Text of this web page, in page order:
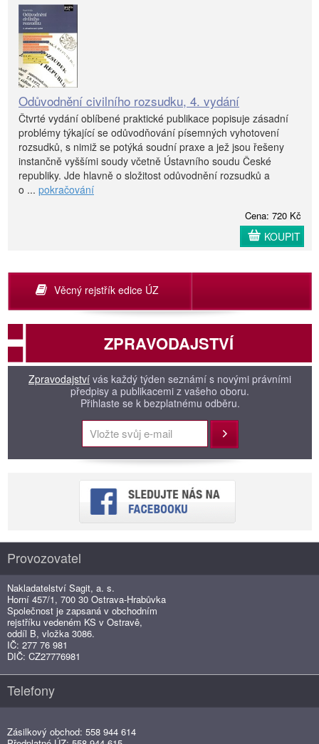
Odůvodnění civilního rozsudku, 4. vydání
Čtvrté vydání oblíbené praktické publikace popisuje zásadní
problémy týkající se odůvodňování písemných vyhotovení
rozsudků, s nimiž se potýká soudní praxe a jež jsou řešeny
instančně vyššími soudy včetně Ústavního soudu České
republiky. Jde hlavně o složitost odůvodnění rozsudků a
o ... pokračování
Cena: 720 Kč
KOUPIT
Věcný rejstřík edice ÚZ
ZPRAVODAJSTVÍ
Zpravodajství vás každý týden seznámí s novými právními
předpisy a publikacemi z vašeho oboru.
Přihlaste se k bezplatnému odběru.
Přihlásit
Provozovatel
Nakladatelství Sagit, a. s.
Horní 457/1, 700 30 Ostrava-Hrabůvka
Společnost je zapsaná v obchodním
rejstříku vedeném KS v Ostravě,
oddíl B, vložka 3086.
IČ: 277 76 981
DIČ: CZ27776981
Telefony
Zásilkový obchod: 558 944 614